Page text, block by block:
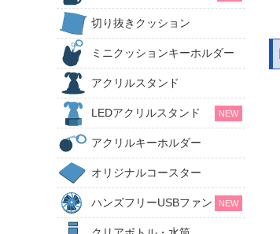
切り抜きクッション
ミニクッションキーホルダー
アクリルスタンド
LEDアクリルスタンド NEW
アクリルキーホルダー
オリジナルコースター
ハンズフリーUSBファン NEW